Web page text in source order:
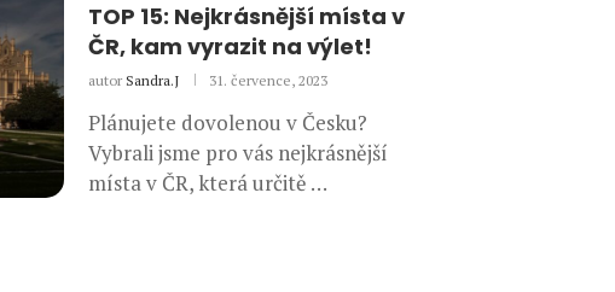
TOP 15: Nejkrásnější místa v
ČR, kam vyrazit na výlet!
autor Sandra.J 31. července, 2023
Plánujete dovolenou v Česku?
Vybrali jsme pro vás nejkrásnější
místa v ČR, která určitě …